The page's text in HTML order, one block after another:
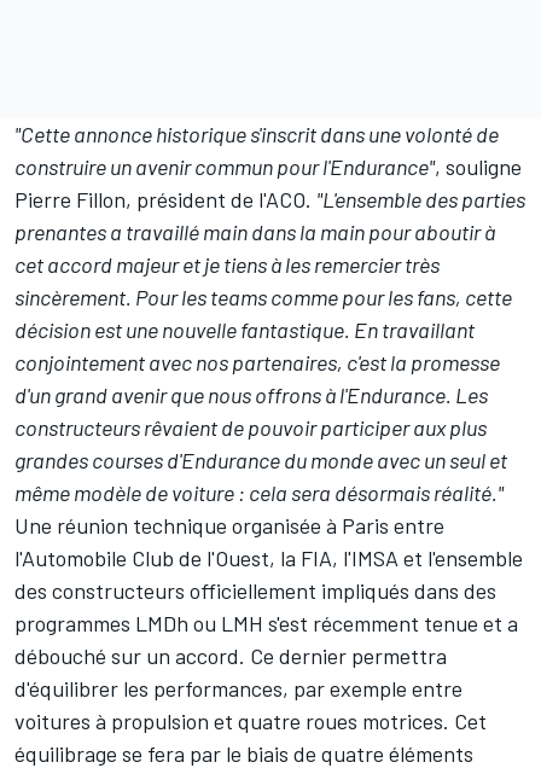
"Cette annonce historique s'inscrit dans une volonté de
construire un avenir commun pour l'Endurance", souligne
Pierre Fillon, président de l'ACO. "L'ensemble des parties
prenantes a travaillé main dans la main pour aboutir à
cet accord majeur et je tiens à les remercier très
sincèrement. Pour les teams comme pour les fans, cette
décision est une nouvelle fantastique. En travaillant
conjointement avec nos partenaires, c'est la promesse
d'un grand avenir que nous offrons à l'Endurance. Les
constructeurs rêvaient de pouvoir participer aux plus
grandes courses d'Endurance du monde avec un seul et
même modèle de voiture : cela sera désormais réalité."
Une réunion technique organisée à Paris entre
l'Automobile Club de l'Ouest, la FIA, l'IMSA et l'ensemble
des constructeurs officiellement impliqués dans des
programmes LMDh ou LMH s'est récemment tenue et a
débouché sur un accord. Ce dernier permettra
d'équilibrer les performances, par exemple entre
voitures à propulsion et quatre roues motrices. Cet
équilibrage se fera par le biais de quatre éléments